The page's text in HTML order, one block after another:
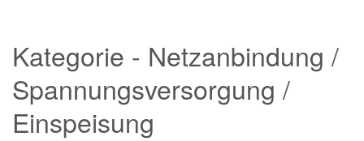
Kategorie - Netzanbindung /
Spannungsversorgung /
Einspeisung